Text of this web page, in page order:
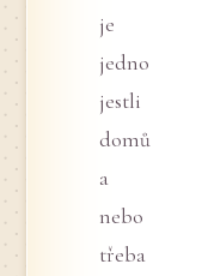
je
jedno
jestli
domů
a
nebo
třeba